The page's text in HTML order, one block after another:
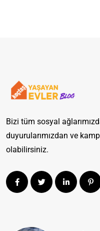
Bizi tüm sosyal
duyurularımızdan ve
olabilirsiniz.